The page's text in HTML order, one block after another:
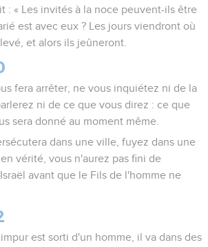
: « Les invités à la noce peuvent-ils être
est avec eux ? Les jours viendront où
et alors ils jeûneront.
fera arrêter, ne vous inquiétez ni de la
ni de ce que vous direz : ce que
sera donné au moment même.
dans une ville, fuyez dans une
vérité, vous n'aurez pas fini de
avant que le Fils de l'homme ne
est sorti d'un homme, il va dans des